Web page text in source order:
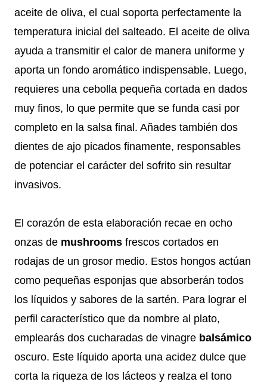
aceite de oliva, el cual soporta perfectamente la
temperatura inicial del salteado. El aceite de oliva
ayuda a transmitir el calor de manera uniforme y
aporta un fondo aromático indispensable. Luego,
requieres una cebolla pequeña cortada en dados
muy finos, lo que permite que se funda casi por
completo en la salsa final. Añades también dos
dientes de ajo picados finamente, responsables
de potenciar el carácter del sofrito sin resultar
invasivos.
El corazón de esta elaboración recae en ocho
onzas de mushrooms frescos cortados en
rodajas de un grosor medio. Estos hongos actúan
como pequeñas esponjas que absorberán todos
los líquidos y sabores de la sartén. Para lograr el
perfil característico que da nombre al plato,
emplearás dos cucharadas de vinagre balsámico
oscuro. Este líquido aporta una acidez dulce que
corta la riqueza de los lácteos y realza el tono